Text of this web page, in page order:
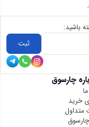
چارسوق
خرید
متداول
باشید:
ثبت